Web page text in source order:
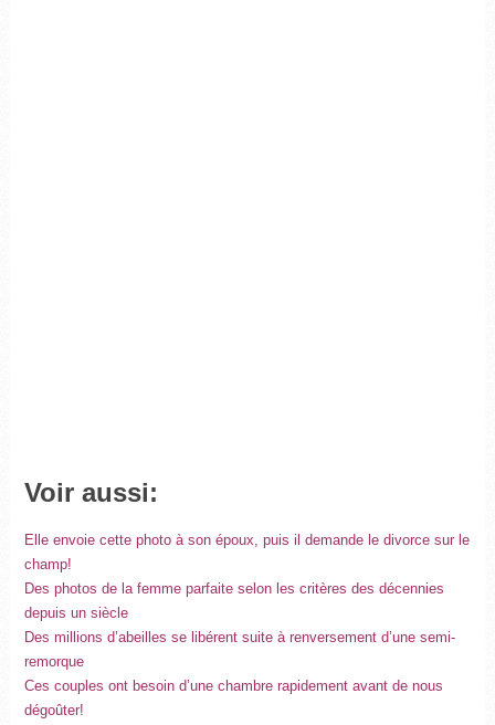
Voir aussi:
Elle envoie cette photo à son époux, puis il demande le divorce sur le
champ!
Des photos de la femme parfaite selon les critères des décennies
depuis un siècle
Des millions d’abeilles se libérent suite à renversement d’une semi-
remorque
Ces couples ont besoin d’une chambre rapidement avant de nous
dégoûter!